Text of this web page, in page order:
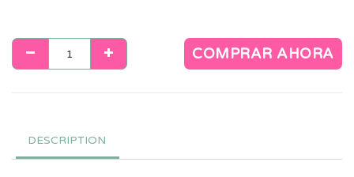
COMPRAR AHORA
DESCRIPTION